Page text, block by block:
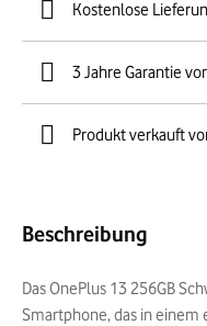
Kostenlose
3 Jahre Garantie
Produkt verkauft
Beschreibung
Das OnePlus 13 256GB
Smartphone, das in einem